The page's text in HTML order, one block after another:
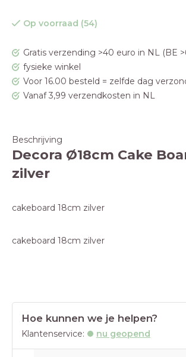
Op voorraad (54)
Gratis verzending >40 euro in NL (BE
fysieke winkel
Voor 16.00 besteld = zelfde dag
Vanaf 3,99 verzendkosten in NL
Beschrijving
Decora Ø18cm Cake
zilver
cakeboard 18cm zilver
cakeboard 18cm zilver
Hoe kunnen we je helpen?
Klantenservice: nu geopend